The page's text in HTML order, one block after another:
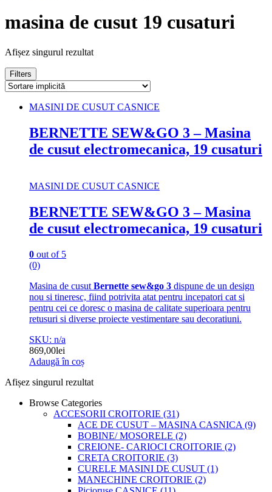
masina de cusut 19 cusaturi
Afișez singurul rezultat
Filters
MASINI DE CUSUT CASNICE
BERNETTE SEW&GO 3 – Masina
de cusut electromecanica, 19 cusaturi
MASINI DE CUSUT CASNICE
BERNETTE SEW&GO 3 – Masina
de cusut electromecanica, 19 cusaturi
0 out of 5
(0)
Masina de cusut Bernette sew&go 3 dispune de un design
nou si tineresc, fiind potrivita atat pentru incepatori cat si
pentru cei ce doresc o masina de calitate superioara pentru
retusuri si diverse proiecte vestimentare sau decoratiuni.
SKU: n/a
869,00lei
Adaugă în coș
Afișez singurul rezultat
Browse Categories
ACCESORII CROITORIE (31)
ACE DE CUSUT – MASINA CASNICA (9)
BOBINE/ MOSORELE (2)
CREIONE- CARIOCI CROITORIE (2)
CRETA CROITORIE (3)
CURELE MASINI DE CUSUT (1)
MANECHINE CROITORIE (2)